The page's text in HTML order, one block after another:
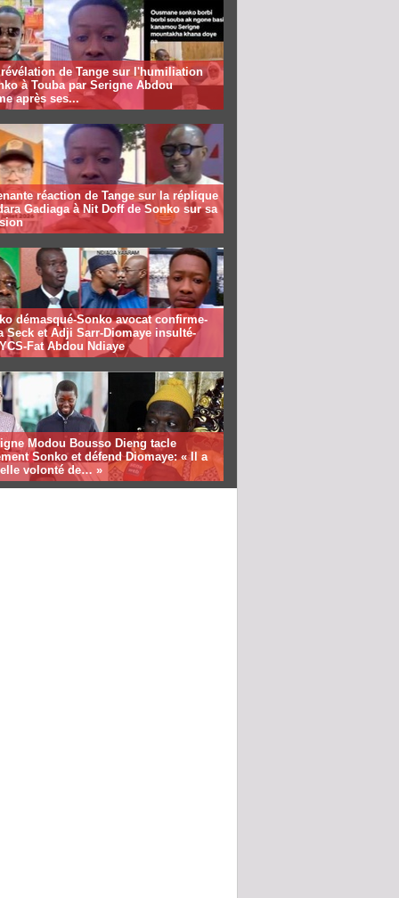
révélation de Tange sur l'humiliation
à Touba par Serigne Abdou
après ses...
réaction de Tange sur la réplique
Gadiaga à Nit Doff de Sonko sur sa
démasqué-Sonko avocat confirme-
Seck et Adji Sarr-Diomaye insulté-
Fat Abdou Ndiaye
Modou Bousso Dieng tacle
Sonko et défend Diomaye: « Il a
volonté de… »